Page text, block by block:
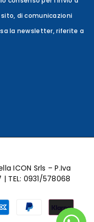
di comunicazioni
la newsletter, riferite a
ICON Srls – P.Iva
TEL: 0931/578068